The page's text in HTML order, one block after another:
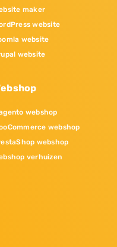
maker
website
website
website
webshop
webshop
webshop
verhuizen